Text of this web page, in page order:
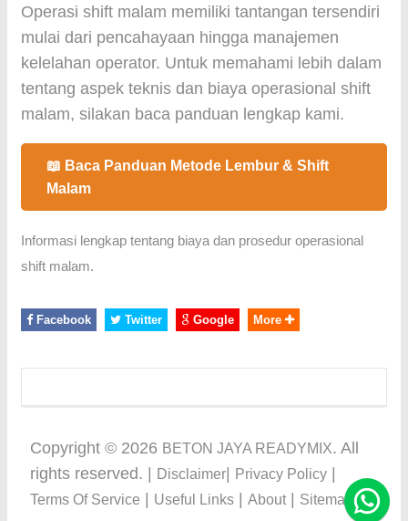
Operasi shift malam memiliki tantangan tersendiri
mulai dari pencahayaan hingga manajemen
kelelahan operator. Untuk memahami lebih dalam
tentang aspek teknis dan biaya operasional shift
malam, silakan baca panduan lengkap kami.
📖 Baca Panduan Metode Lembur & Shift
Malam
Informasi lengkap tentang biaya dan prosedur operasional
shift malam.
Facebook Twitter Google More
Copyright © 2026 BETON JAYA READYMIX. All
rights reserved. |
Disclaimer Privacy Policy
Terms Of Service Useful Links About| Sitemap